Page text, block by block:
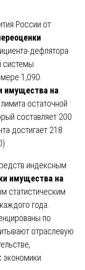
России от
дефлятора
системы
1,090.
имущества на
остаточной
составляет 200
достигает 218
.
индексным
имущества на
статистическим
года.
по
отраслевую
экономики.